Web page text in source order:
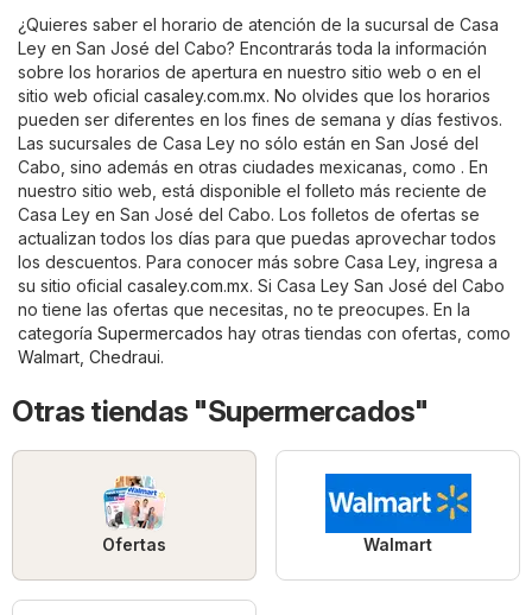
¿Quieres saber el horario de atención de la sucursal de Casa
Ley en San José del Cabo? Encontrarás toda la información
sobre los horarios de apertura en nuestro sitio web o en el
sitio web oficial casaley.com.mx. No olvides que los horarios
pueden ser diferentes en los fines de semana y días festivos.
Las sucursales de Casa Ley no sólo están en San José del
Cabo, sino además en otras ciudades mexicanas, como . En
nuestro sitio web, está disponible el folleto más reciente de
Casa Ley en San José del Cabo. Los folletos de ofertas se
actualizan todos los días para que puedas aprovechar todos
los descuentos. Para conocer más sobre Casa Ley, ingresa a
su sitio oficial casaley.com.mx. Si Casa Ley San José del Cabo
no tiene las ofertas que necesitas, no te preocupes. En la
categoría Supermercados hay otras tiendas con ofertas, como
Walmart Chedraui.
Otras tiendas "Supermercados"
Ofertas Walmart